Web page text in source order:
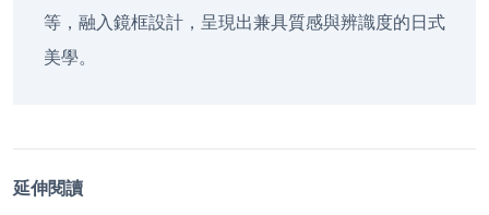
等，融入鏡框設計，呈現出兼具質感與辨識度的日式
美學。
延伸閱讀